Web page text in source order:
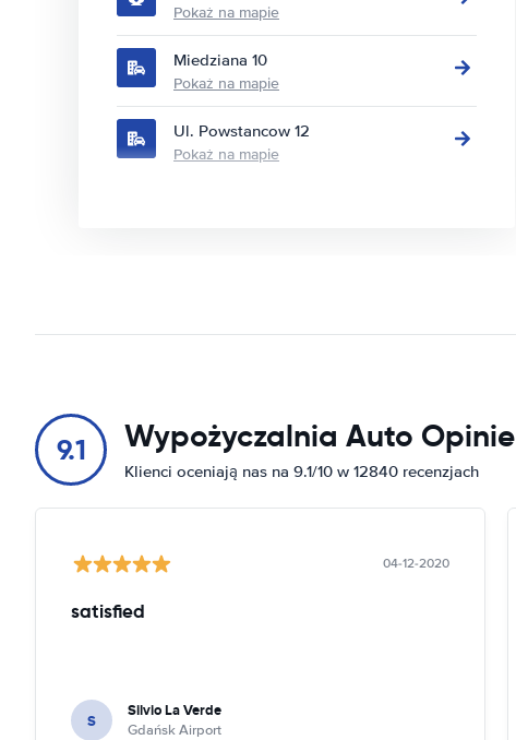
Pokaż na mapie
Miedziana 10
Pokaż na mapie
Ul. Powstancow 12
Pokaż na mapie
9.1 Wypożyczalnia Auto Opinie
Klienci oceniają nas na 9.1/10 w 12840 recenzjach
04-12-2020
satisfied
S Silvio La Verde
Gdańsk Airport